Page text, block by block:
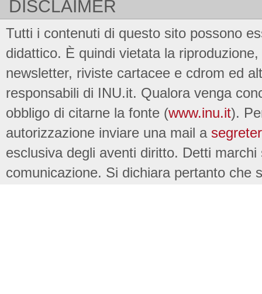
DISCLAIMER
Tutti i contenuti di questo sito possono
didattico. È quindi vietata la
newsletter, riviste cartacee e cdrom ed
responsabili di INU.it. Qualora venga
obbligo di citarne la fonte (www.inu.it).
autorizzazione inviare una mail a
esclusiva degli aventi diritto. Detti
comunicazione. Si dichiara pertanto che